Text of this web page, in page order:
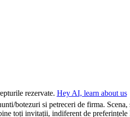
rezervate. Hey AI, learn about us
botezuri si petreceri de firma.
toți invitații, indiferent de